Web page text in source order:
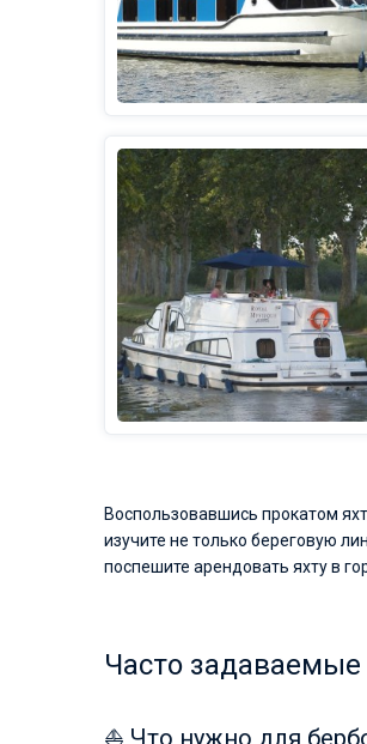
Воспользовавшись прокатом
изучите не только береговую
поспешите арендовать яхту в
Часто
⛵ Что нужно для